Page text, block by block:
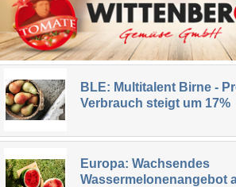
BLE: Multitalent Birne -
Verbrauch steigt um 17%
Europa: Wachsendes
Wassermelonenangebot